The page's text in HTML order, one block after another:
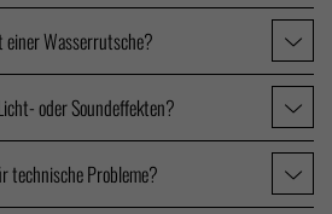
Wasserrutsche?
oder Soundeffekten?
technische Probleme?